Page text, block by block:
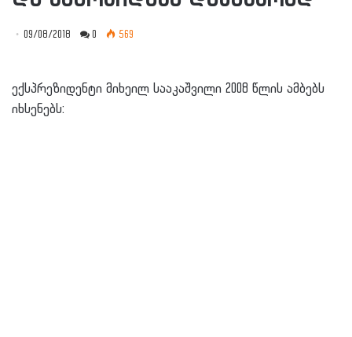
09/08/2018 0 569
ექსპრეზიდენტი მიხეილ სააკაშვილი 2008 წლის ამბებს
იხსენებს: